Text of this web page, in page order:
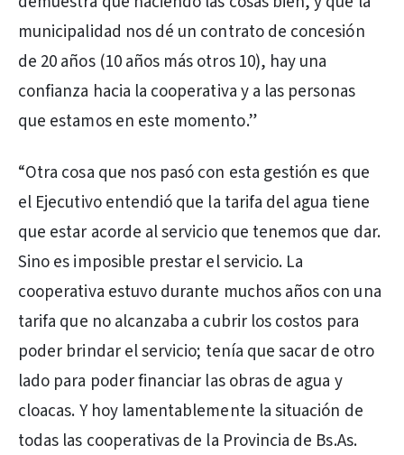
municipalidad nos dé un contrato de concesión
de 20 años (10 años más otros 10), hay una
confianza hacia la cooperativa y a las personas
que estamos en este momento.”
“Otra cosa que nos pasó con esta gestión es que
el Ejecutivo entendió que la tarifa del agua tiene
que estar acorde al servicio que tenemos que dar.
Sino es imposible prestar el servicio. La
cooperativa estuvo durante muchos años con una
tarifa que no alcanzaba a cubrir los costos para
poder brindar el servicio; tenía que sacar de otro
lado para poder financiar las obras de agua y
cloacas. Y hoy lamentablemente la situación de
todas las cooperativas de la Provincia de Bs.As.